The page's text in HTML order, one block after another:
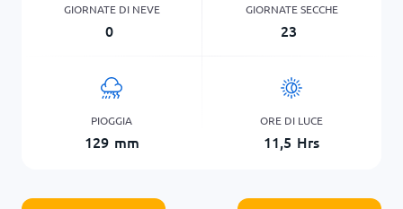
GIORNATE DI NEVE
0
GIORNATE SECCHE
23
PIOGGIA
129 mm
ORE DI LUCE
11,5 Hrs